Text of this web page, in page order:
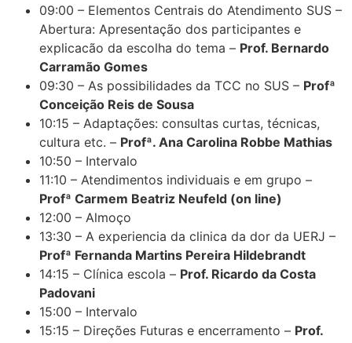
09:00 – Elementos Centrais do Atendimento SUS –
Abertura: Apresentação dos participantes e
explicacão da escolha do tema – Prof. Bernardo
Carramão Gomes
09:30 – As possibilidades da TCC no SUS – Profª
Conceição Reis de Sousa
10:15 – Adaptações: consultas curtas, técnicas,
cultura etc. – Profª. Ana Carolina Robbe Mathias
10:50 – Intervalo
11:10 – Atendimentos individuais e em grupo –
Profª Carmem Beatriz Neufeld (on line)
12:00 – Almoço
13:30 – A experiencia da clinica da dor da UERJ –
Profª Fernanda Martins Pereira Hildebrandt
14:15 – Clínica escola – Prof. Ricardo da Costa
Padovani
15:00 – Intervalo
15:15 – Direções Futuras e encerramento – Prof.